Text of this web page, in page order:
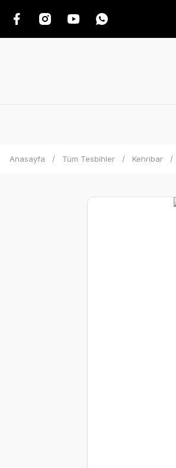
Anasayfa Tüm Tesbihler Kehribar